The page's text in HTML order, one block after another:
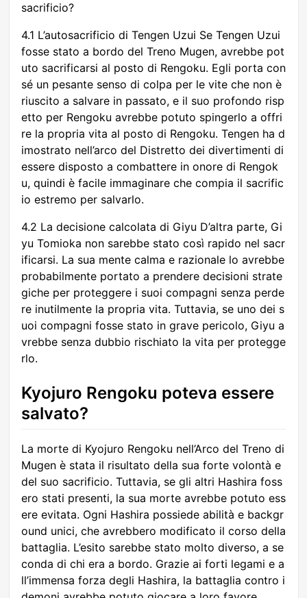
sacrificio?
4.1 L’autosacrificio di Tengen Uzui Se Tengen Uzui
fosse stato a bordo del Treno Mugen, avrebbe pot
uto sacrificarsi al posto di Rengoku. Egli porta con
sé un pesante senso di colpa per le vite che non è
riuscito a salvare in passato, e il suo profondo risp
etto per Rengoku avrebbe potuto spingerlo a offri
re la propria vita al posto di Rengoku. Tengen ha d
imostrato nell’arco del Distretto dei divertimenti di
essere disposto a combattere in onore di Rengok
u, quindi è facile immaginare che compia il sacrific
io estremo per salvarlo.
4.2 La decisione calcolata di Giyu D’altra parte, Gi
yu Tomioka non sarebbe stato così rapido nel sacr
ificarsi. La sua mente calma e razionale lo avrebbe
probabilmente portato a prendere decisioni strate
giche per proteggere i suoi compagni senza perde
re inutilmente la propria vita. Tuttavia, se uno dei s
uoi compagni fosse stato in grave pericolo, Giyu a
vrebbe senza dubbio rischiato la vita per protegge
rlo.
Kyojuro Rengoku poteva essere
salvato?
La morte di Kyojuro Rengoku nell’Arco del Treno di
Mugen è stata il risultato della sua forte volontà e
del suo sacrificio. Tuttavia, se gli altri Hashira foss
ero stati presenti, la sua morte avrebbe potuto ess
ere evitata. Ogni Hashira possiede abilità e backgr
ound unici, che avrebbero modificato il corso della
battaglia. L’esito sarebbe stato molto diverso, a se
conda di chi era a bordo. Grazie ai forti legami e a
ll’immensa forza degli Hashira, la battaglia contro i